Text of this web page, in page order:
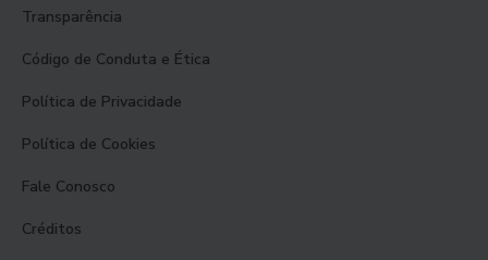
Transparência
Código de Conduta e Ética
Política de Privacidade
Política de Cookies
Fale Conosco
Créditos